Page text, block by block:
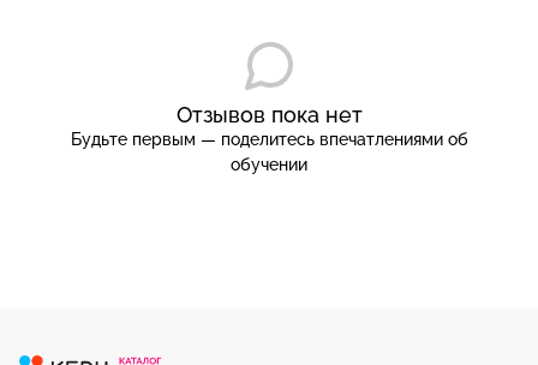
Отзывов пока нет
Будьте первым — поделитесь впечатлениями об
обучении